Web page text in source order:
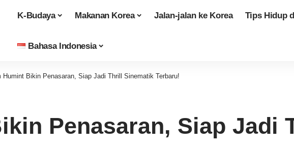
K-Budaya Makanan Korea Jalan-jalan ke Korea Tips Hidup
Bahasa Indonesia
Humint Bikin Penasaran, Siap Jadi Thrill Sinematik Terbaru!
Penasaran, Siap Jadi